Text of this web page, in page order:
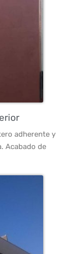
adherente y
Acabado de